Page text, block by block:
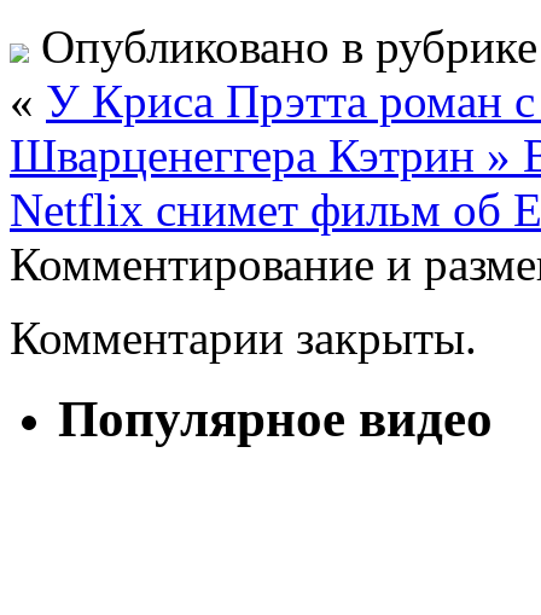
Опубликовано в
« У Криса Прэтта роман
Шварценеггера Кэтрин
Netflix снимет фильм об
Комментирование и
Комментарии закрыты.
Популярное видео